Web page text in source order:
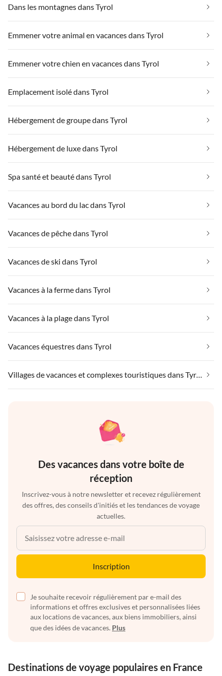
Dans les montagnes dans Tyrol
Emmener votre animal en vacances dans Tyrol
Emmener votre chien en vacances dans Tyrol
Emplacement isolé dans Tyrol
Hébergement de groupe dans Tyrol
Hébergement de luxe dans Tyrol
Spa santé et beauté dans Tyrol
Vacances au bord du lac dans Tyrol
Vacances de pêche dans Tyrol
Vacances de ski dans Tyrol
Vacances à la ferme dans Tyrol
Vacances à la plage dans Tyrol
Vacances équestres dans Tyrol
Des vacances dans votre boîte de
réception
Inscrivez-vous à notre newsletter et recevez régulièrement
des offres, des conseils d'initiés et les tendances de voyage
actuelles.
Inscription
Je souhaite recevoir régulièrement par e-mail des
informations et offres exclusives et personnalisées liées
aux locations de vacances, aux biens immobiliers, ainsi
que des idées de vacances. Plus
Destinations de voyage populaires en France